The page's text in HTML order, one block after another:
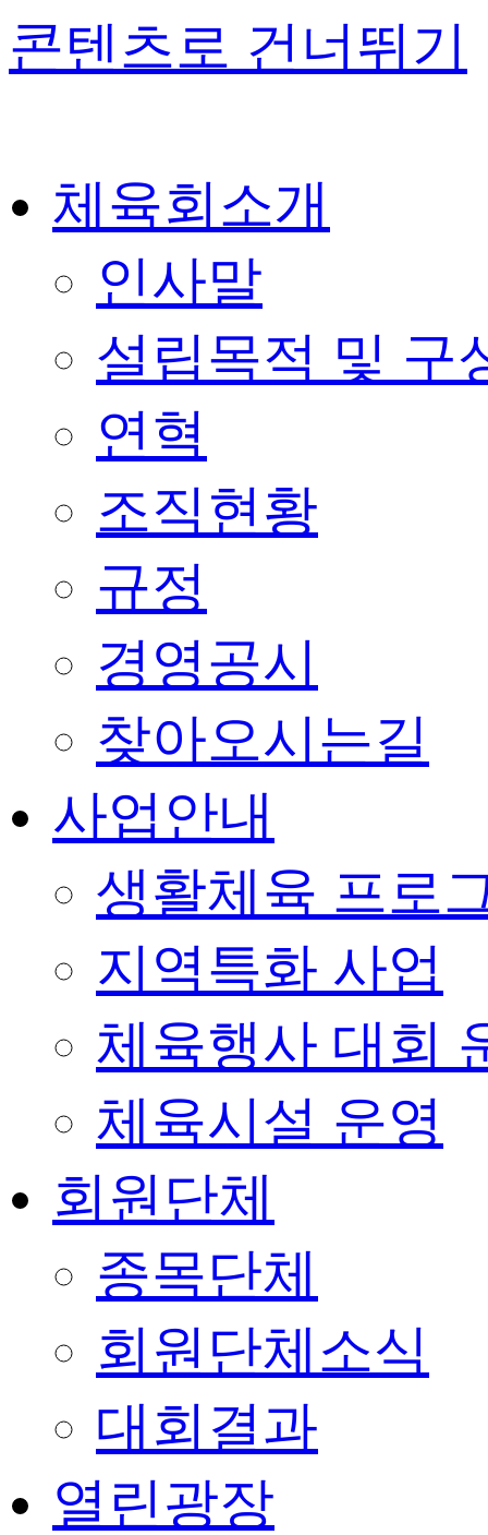
콘텐츠로 건너뛰기
체육회소개
인사말
설립목적 및 구
연혁
조직현황
규정
경영공시
찾아오시는길
사업안내
생활체육 프로
지역특화 사업
체육행사 대회
체육시설 운영
회원단체
종목단체
회원단체소식
대회결과
열린광장